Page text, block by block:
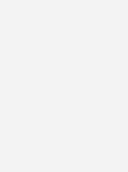
die kommenden
über die
Vierzehnten Buches des
(SGB XIV) und den
Er stellt die zentralen
Kreis